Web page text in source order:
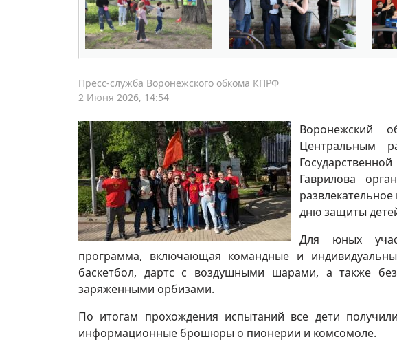
Пресс-служба Воронежского обкома КПРФ
2 Июня 2026, 14:54
Воронежский
Центральным
Гаврилова
дню защиты
Для юных
программа, включающая командные и
баскетбол, дартс с воздушными шарами, а также
заряженными орбизами.
По итогам прохождения испытаний все дети
информационные брошюры о пионерии и комсомоле.